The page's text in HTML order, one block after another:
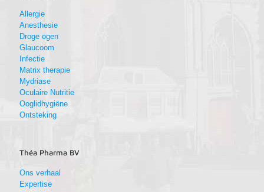
Allergie
Anesthesie
Droge ogen
Glaucoom
Infectie
Matrix therapie
Mydriase
Oculaire Nutritie
Ooglidhygiëne
Ontsteking
Théa Pharma BV
Ons verhaal
Expertise